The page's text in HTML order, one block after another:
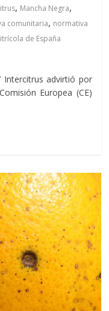
, Mancha Negra,
comunitaria, normativa
de España
Intercitrus advirtió por
Europea (CE)